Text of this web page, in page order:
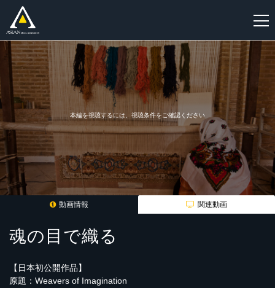
本編を視聴するには、視聴条件をご確認ください
動画情報 関連動画
魂の目で織る
【日本初公開作品】
原題：Weavers of Imagination